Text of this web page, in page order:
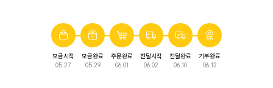
모금시작
05.27
모금완료
05.29
주문완료
06.01
전달시작
06.02
전달완료
06.10
기부완료
06.12
완료된 모금입니다. 다음 모금에서 만나요!